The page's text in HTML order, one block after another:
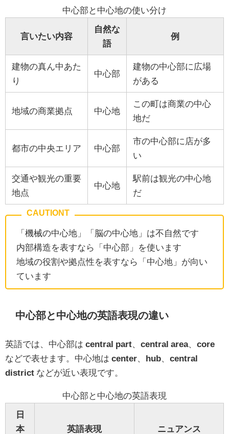
中心部と中心地の使い分け
言いたい内容
自然な
語
例
建物の真ん中あた
り
中心部
建物の中心部に広場
がある
地域の商業拠点 中心地
この町は商業の中心
地だ
都市の中央エリア 中心部
市の中心部に店が多
い
交通や観光の重要
地点
中心地
駅前は観光の中心地
だ
「機械の中心地」「脳の中心地」は不自然です
内部構造を表すなら「中心部」を使います
地域の役割や拠点性を表すなら「中心地」が向い
ています
中心部と中心地の英語表現の違い
英語では、中心部は central part central area
core
などで表せます。中心地は center hub
central
district などが近い表現です。
中心部と中心地の英語表現
日
本
英語表現 ニュアンス